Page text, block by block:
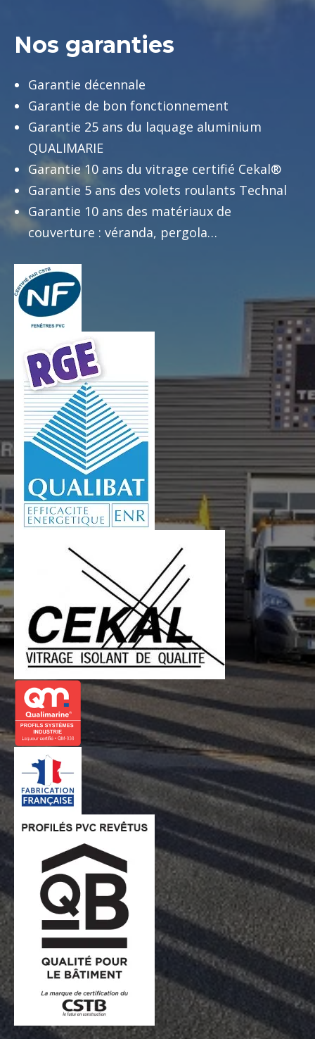
Nos garanties
Garantie décennale
Garantie de bon fonctionnement
Garantie 25 ans du laquage aluminium
QUALIMARIE
Garantie 10 ans du vitrage certifié Cekal®
Garantie 5 ans des volets roulants Technal
Garantie 10 ans des matériaux de
couverture : véranda, pergola…